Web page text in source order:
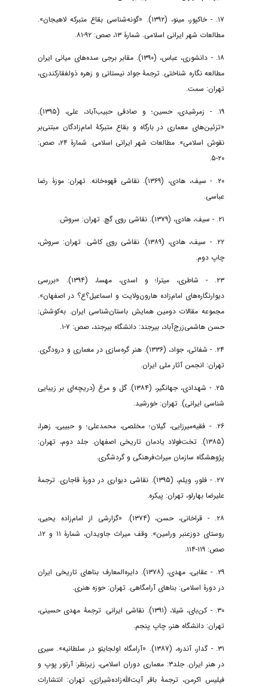
۱۷. - خاکپور، مینو، (۱۳۹۲). «گونه‌شناسی بقاع متبرکه لاهیجان».
مطالعات شهر ایرانی اسلامی. شمارۀ ۱۳، صص: ۹۲-۸۱.
۱۸. - دانشوری، عباس، (۱۳۹۰). مقابر برجی سده‌های میانی ایران
مطالعه نگاره شناختی. ترجمۀ جواد نیستانی و زهره ذولفقارکندری،
تهران: سمت.
۱۹. - زمرشیدی، حسین؛ و صادقی حبیب‌آباد، علی، (۱۳۹۵).
«تزئین‌های معماری در بارگاه و بقاع متبرکۀ امام‌زادگان مبتنی‌بر
نقوش اسلامی». مطالعات شهر ایرانی اسلامی. شمارۀ ۲۴، صص:
۲۰-۵.
۲۰. - سیف، هادی، (۱۳۶۹). نقاشی قهوه‌خانه. تهران: موزۀ رضا
عباسی.
۲۲. - سیف، هادی، (۱۳۸۹). نقاشی روی کاشی. تهران: سروش،
چاپ دوم.
۲۳. - شاطری، میترا؛ و اسدی، مهسا، (۱۳۹۴). «بررسی
دیوارنگاره‌های امام‌زاده هارون‌ولایت و اسماعیل؟ع؟ در اصفهان».
مجموعه مقالات دومین همایش باستان‌شناسی ایران. به‌کوشش:
حسن هاشمی‌زرج‌آباد، بیرجند: دانشگاه بیرجند، صص: ۷-۱.
۲۴. - شفائی، جواد، (۱۳۳۶). هنر گره‌سازی در معماری و درودگری.
تهران: انجمن آثار ملی ایران.
۲۵. - شهدادی، جهانگیر، (۱۳۸۴). گل و مرغ (دریچه‌ای بر زیبایی
شناسی ایرانی). تهران: خورشید.
۲۶. - فقیه‌میرزایی، گیلان؛ مخلصی، محمدعلی؛ و حبیبی، زهرا،
(۱۳۸۵). تخت‌فولاد یادمان تاریخی اصفهان. جلد دوم، تهران:
پژوهشگاه سازمان میراث‌فرهنگی و گردشگری.
۲۷. - فلور، ویلم، (۱۳۹۵). نقاشی دیواری در دورۀ قاجاری. ترجمۀ
علیرضا بهارلو، تهران: پیکره.
۲۸. - قراخانی، حسن، (۱۳۷۴). «گزارشی از امام‌زاده یحیی،
روستای دوزعنبر ورامین». وقف میراث جاویدان، شمارۀ ۱۱ و ۱۲،
صص: ۱۱۹-۱۱۴.
۲۹. - عقابی، مهدی، (۱۳۷۸). دایره‌المعارف بناهای تاریخی ایران
در دورۀ اسلامی: بناهای آرامگاهی. تهران: حوزه هنری.
۳۰. - کن‌بای، شیلا، (۱۳۹۱). نقاشی ایرانی. ترجمۀ مهدی حسینی،
تهران: دانشگاه هنر، چاپ پنجم.
۳۱. - گدار، آندره، (۱۳۸۷). «آرامگاه اولجایتو در سلطانیه». سیری
در هنر ایران. جلد۳: معماری دوران اسلامی، زیرنظر: آرتور پوپ و
فیلیس اکرمن، ترجمۀ باقر آیت‌الله‌زاده‌شیرازی، تهران: انتشارات